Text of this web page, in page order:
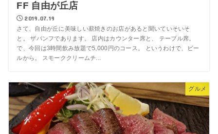
FF 自由が丘店
2019.07.19
さて、自由が丘に美味しい薪焼きのお店があると聞いていそいそ
と。 ザバンフであります。 店内はカウンター席と、 テーブル席。
で、今回は3時間飲み放題で5,000円のコース。 というわけで、ビー
ルから。 スモーククリームチ...
グルメ